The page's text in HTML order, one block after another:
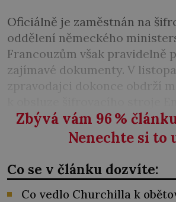
Oficiálně je zaměstnán na
oddělení německého
Francouzům však pravidelně
zajímavé dokumenty. V
zpravodajci dokonce obdrží
Zbývá vám 96%
Nenechte si to
Co se v článku dozvíte:
Co vedlo Churchilla k